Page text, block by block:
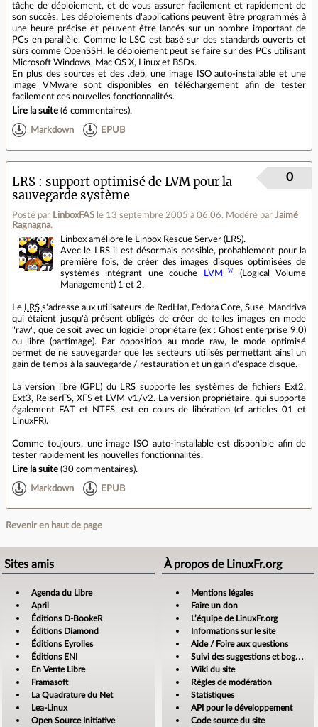
tâche de déploiement, et de vous assurer facilement et rapidement de
son succès. Les déploiements d'applications peuvent être programmés à
une heure précise et peuvent être lancés sur un nombre important de
PCs en parallèle. Comme le LSC est basé sur des standards ouverts et
sûrs comme OpenSSH, le déploiement peut se faire sur des PCs utilisant
Microsoft Windows, Mac OS X, Linux et BSDs.
En plus des sources et des .deb, une image ISO auto-installable et une
image VMware sont disponibles en téléchargement afin de tester
facilement ces nouvelles fonctionnalités.
Lire la suite (6 commentaires).
Markdown EPUB
LRS : support optimisé de LVM pour la
sauvegarde système
Posté par LinboxFAS le 13 septembre 2005 à 06:06. Modéré par Jaimé
Ragnagna.
0
Linbox améliore le Linbox Rescue Server (LRS).
Avec le LRS il est désormais possible, probablement pour la
première fois, de créer des images disques optimisées de
systèmes intégrant une couche
LVM
(Logical Volume
Management) 1 et 2.
Le LRSs'adresse aux utilisateurs de RedHat, Fedora Core, Suse, Mandriva
qui étaient jusqu'à présent obligés de créer de telles images en mode
"raw", que ce soit avec un logiciel propriétaire (ex : Ghost enterprise 9.0)
ou libre (partimage). Par opposition au mode raw, le mode optimisé
permet de ne sauvegarder que les secteurs utilisés permettant ainsi un
gain de temps à la sauvegarde / restauration et un gain d'espace disque.
La version libre (GPL) du LRS supporte les systèmes de fichiers Ext2,
Ext3, ReiserFS, XFS et LVM v1/v2. La version propriétaire, qui supporte
également FAT et NTFS, est en cours de libération (cf articles 01 et
LinuxFR).
Comme toujours, une image ISO auto-installable est disponible afin de
tester rapidement les nouvelles fonctionnalités.
Lire la suite (30 commentaires).
Markdown EPUB
Revenir en haut de page
Sites amis
Agenda du Libre
April
Éditions D-BookeR
Éditions Diamond
Éditions Eyrolles
Éditions ENI
En Vente Libre
Framasoft
La Quadrature du Net
Lea-Linux
Open Source Initiative
À propos de LinuxFr.org
Mentions légales
Faire un don
L’équipe de LinuxFr.org
Informations sur le site
Aide / Foire aux questions
Suivi des suggestions et bogues
Wiki du site
Règles de modération
Statistiques
API pour le développement
Code source du site